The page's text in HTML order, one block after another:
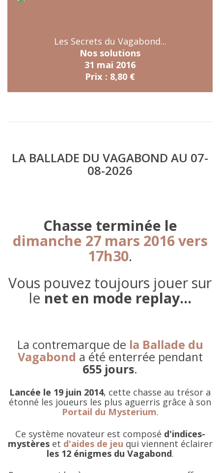
Les Secrets du Vagabond...
Nos solutions
31 mai 2016
Prix : 8,80 €
LA BALLADE DU VAGABOND AU 07-
08-2026
Chasse terminée le
dimanche 27 mars 2016 vers
17h30.
Vous pouvez toujours jouer sur
le net en mode replay...
La contremarque de la Ballade du
Vagabond a été enterrée pendant
655 jours.
Lancée le 19 juin 2014, cette chasse au trésor a
étonné les joueurs les plus aguerris grâce à son
Portail du Mysterium.
Ce système novateur est composé d'indices-
mystèreset d'aides de jeu qui viennent éclairer
les 12 énigmes du Vagabond.